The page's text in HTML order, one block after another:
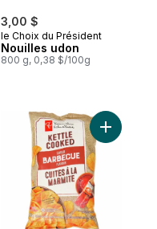
3,00 $
le Choix du Président
Nouilles udon
800 g, 0,38 $/100g
Ajouter